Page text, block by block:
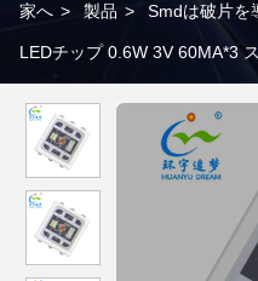
家へ > 製品 > Smdは破片を
LEDチップ 0.6W 3V 60MA*3